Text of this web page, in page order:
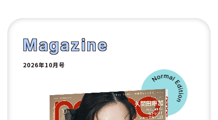
2
Magazine
2026年10月号